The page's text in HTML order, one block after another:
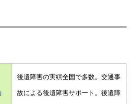
後遺障害の実績全国で多数。交通事
故による後遺障害サポート。後遺障